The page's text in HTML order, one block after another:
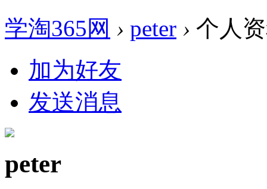
学淘365网 › peter › 个人
加为好友
发送消息
peter